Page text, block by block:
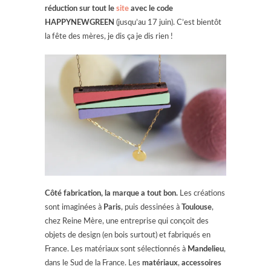
réduction sur tout le site avec le code
HAPPYNEWGREEN (jusqu’au 17 juin). C’est bientôt
la fête des mères, je dis ça je dis rien !
Côté fabrication, la marque a tout bon. Les créations
sont imaginées à Paris, puis dessinées à Toulouse,
chez Reine Mère, une entreprise qui conçoit des
objets de design (en bois surtout) et fabriqués en
France. Les matériaux sont sélectionnés à Mandelieu,
dans le Sud de la France. Les matériaux, accessoires